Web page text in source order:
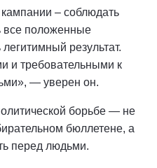
– соблюдать
все положенные
результат.
и требовательными к
— уверен он.
борьбе — не
бюллетене, а
перед людьми.